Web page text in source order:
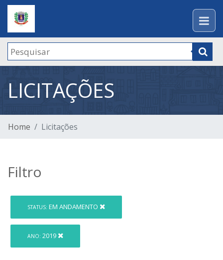
LICITAÇÕES
Home Licitações
Filtro
STATUS: EM ANDAMENTO
ANO: 2019